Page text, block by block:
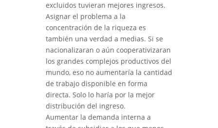
excluidos tuvieran mejores ingresos.
Asignar el problema a la
concentración de la riqueza es
también una verdad a medias. Si se
nacionalizaran o aún cooperativizaran
los grandes complejos productivos del
mundo, eso no aumentaría la cantidad
de trabajo disponible en forma
directa. Solo lo haría por la mejor
distribución del ingreso.
Aumentar la demanda interna a